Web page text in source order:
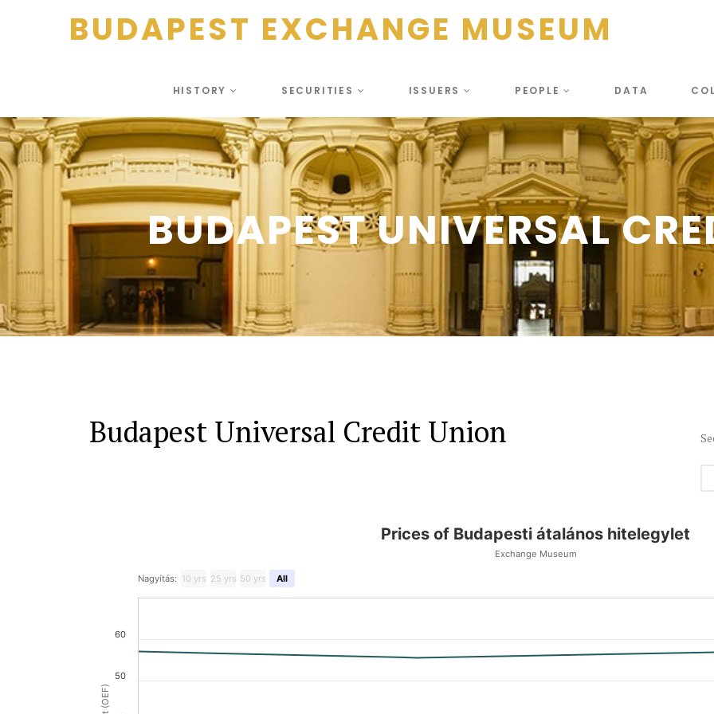
BUDAPEST EXCHANGE MUSEUM
HISTORY SECURITIES ISSUERS PEOPLE DATA
BUDAPEST UNIVERSAL
Budapest Universal Credit Union
Prices of Budapesti átalános hitelegylet
Exchange Museum
Nagyítás: 10 yrs 25 yrs 50 yrs All
50
60